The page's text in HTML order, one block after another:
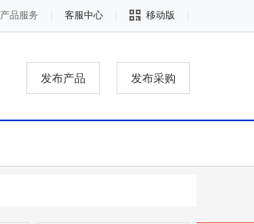
产品服务 客服中心 移动版
发布产品 发布采购